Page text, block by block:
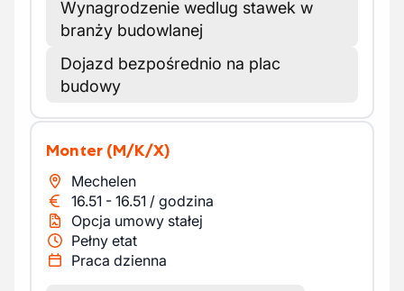
Wynagrodzenie wedlug stawek w
branży budowlanej
Dojazd bezpośrednio na plac
budowy
Monter (M/K/X)
Mechelen
16.51 - 16.51 / godzina
Opcja umowy stałej
Pełny etat
Praca dzienna